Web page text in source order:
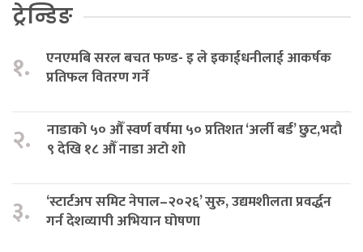
ट्रेन्डिङ
१.
एनएमबि सरल बचत फण्ड- इ ले इकाईधनीलाई आकर्षक
प्रतिफल वितरण गर्ने
२.
नाडाको ५० औँ स्वर्ण वर्षमा ५० प्रतिशत ‘अर्ली बर्ड’ छुट,भदौ
९ देखि १८ औँ नाडा अटो शो
३.
‘स्टार्टअप समिट नेपाल–२०२६’ सुरु, उद्यमशीलता प्रवर्द्धन
गर्न देशव्यापी अभियान घोषणा